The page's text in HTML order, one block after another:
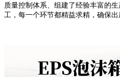
质量控制体系、组建了经验丰富的
工，每一个环节都精益求精，确保出